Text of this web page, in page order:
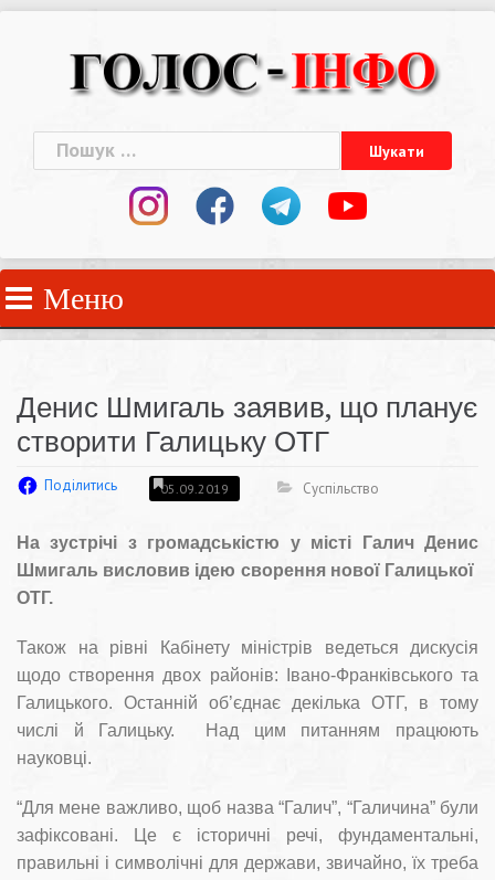
Пошук:
Меню
Денис Шмигаль заявив, що планує
створити Галицьку ОТГ
Поділитись 05.09.2019 Суспільство
На зустрічі з громадськістю у місті Галич Денис
Шмигаль висловив ідею сворення нової Галицької
ОТГ.
Також на рівні Кабінету міністрів ведеться дискусія
щодо створення двох районів: Івано-Франківського та
Галицького. Останній об’єднає декілька ОТГ, в тому
числі й Галицьку. Над цим питанням працюють
науковці.
“Для мене важливо, щоб назва “Галич”, “Галичина” були
зафіксовані. Це є історичні речі, фундаментальні,
правильні і символічні для держави, звичайно, їх треба